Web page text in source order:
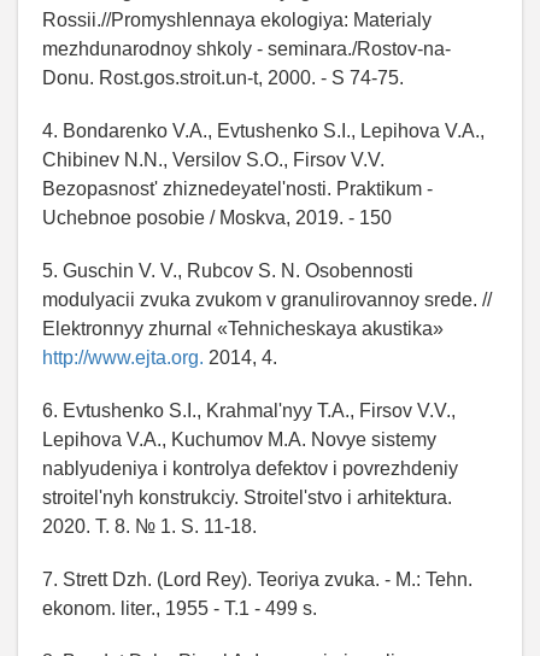
Rossii.//Promyshlennaya ekologiya: Materialy
mezhdunarodnoy shkoly - seminara./Rostov-na-
Donu. Rost.gos.stroit.un-t, 2000. - S 74-75.
4. Bondarenko V.A., Evtushenko S.I., Lepihova V.A.,
Chibinev N.N., Versilov S.O., Firsov V.V.
Bezopasnost' zhiznedeyatel'nosti. Praktikum -
Uchebnoe posobie / Moskva, 2019. - 150
5. Guschin V. V., Rubcov S. N. Osobennosti
modulyacii zvuka zvukom v granulirovannoy srede. //
Elektronnyy zhurnal «Tehnicheskaya akustika»
http://www.ejta.org. 2014, 4.
6. Evtushenko S.I., Krahmal'nyy T.A., Firsov V.V.,
Lepihova V.A., Kuchumov M.A. Novye sistemy
nablyudeniya i kontrolya defektov i povrezhdeniy
stroitel'nyh konstrukciy. Stroitel'stvo i arhitektura.
2020. T. 8. № 1. S. 11-18.
7. Strett Dzh. (Lord Rey). Teoriya zvuka. - M.: Tehn.
ekonom. liter., 1955 - T.1 - 499 s.